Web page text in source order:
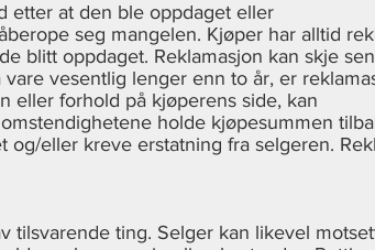
etter at den ble oppdaget eller
seg mangelen. Kjøper har alltid
blitt oppdaget. Reklamasjon kan skje
vesentlig lenger enn to år, er
eller forhold på kjøperens side, kan
holde kjøpesummen
eller kreve erstatning fra selgeren.
tilsvarende ting. Selger kan likevel